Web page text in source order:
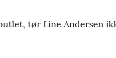
tør Line Andersen